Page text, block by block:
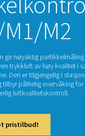
M1/M2